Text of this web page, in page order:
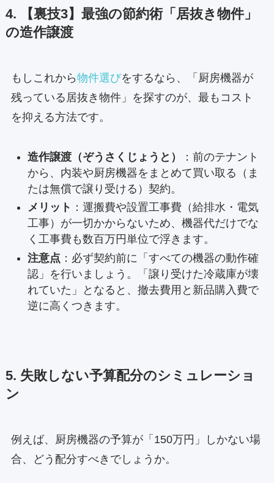
4. 【裏技3】最強の節約術「居抜き物件」
の造作譲渡
もしこれから物件選びをするなら、「厨房機器が
残っている居抜き物件」を探すのが、最もコスト
を抑える方法です。
造作譲渡（ぞうさくじょうと）
：前のテナント
から、内装や厨房機器をまとめて買い取る（ま
たは無償で譲り受ける）契約。
メリット ：運搬費や設置工事費（給排水・電気
工事）が一切かからないため、機器代だけでな
く工事費も数百万円単位で浮きます。
注意点 ：必ず契約前に「すべての機器の動作確
認」を行いましょう。「譲り受けた冷蔵庫が壊
れていた」となると、撤去費用と新品購入費で
逆に高くつきます。
5. 失敗しない予算配分のシミュレーショ
ン
例えば、厨房機器の予算が「150万円」しかない場
合、どう配分すべきでしょうか。